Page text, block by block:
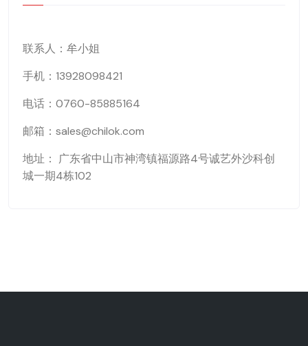
联系人：牟小姐
手机：13928098421
电话：0760-85885164
邮箱：sales@chilok.com
地址： 广东省中山市神湾镇福源路4号诚艺外沙科创
城一期4栋102